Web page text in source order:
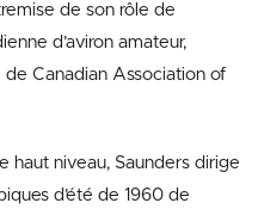
de son rôle de
d’aviron amateur,
Canadian Association of
haut niveau, Saunders dirige
d’été de 1960 de